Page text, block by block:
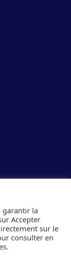
garantir la
Accepter
sur le
consulter en